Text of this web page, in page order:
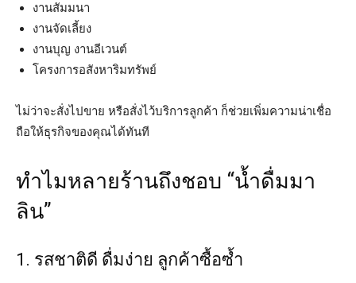
งานสัมมนา
งานจัดเลี้ยง
งานบุญ งานอีเวนต์
โครงการอสังหาริมทรัพย์
ไม่ว่าจะสั่งไปขาย หรือสั่งไว้บริการลูกค้า ก็ช่วยเพิ่มความน่าเชื่อ
ถือให้ธุรกิจของคุณได้ทันที
ทำไมหลายร้านถึงชอบ “น้ำดื่มมา
ลิน”
1. รสชาติดี ดื่มง่าย ลูกค้าซื้อซ้ำ